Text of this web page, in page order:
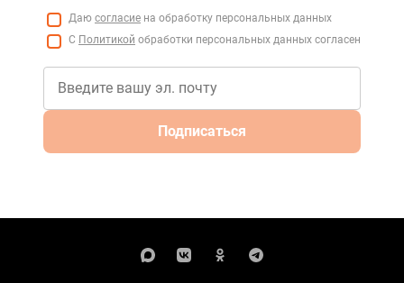
Даю согласие на обработку персональных данных
С Политикой обработки персональных данных согласен
Подписаться